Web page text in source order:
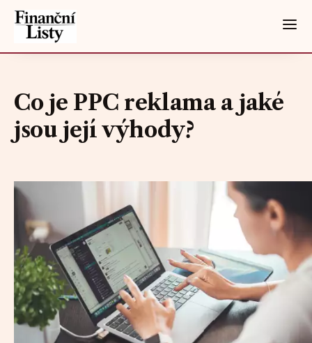
Co je PPC reklama a jaké
jsou její výhody?